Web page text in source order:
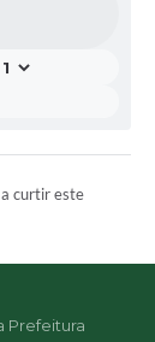
curtir este
Prefeitura